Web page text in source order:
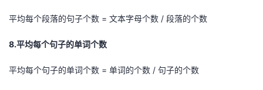
平均每个段落的句子个数 = 文本字母个数 / 段落的个数
8.平均每个句子的单词个数
平均每个句子的单词个数 = 单词的个数 / 句子的个数